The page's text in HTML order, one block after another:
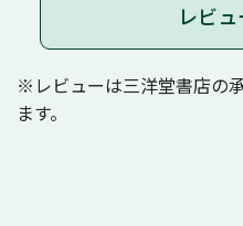
レビ
※レビューは三洋堂書店の
ます。